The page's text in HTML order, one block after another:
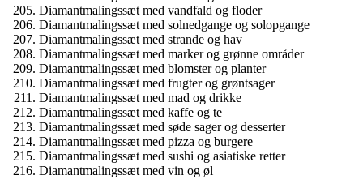
Diamantmalingssæt med vandfald og floder
Diamantmalingssæt med solnedgange og solopgange
Diamantmalingssæt med strande og hav
Diamantmalingssæt med marker og grønne områder
Diamantmalingssæt med blomster og planter
Diamantmalingssæt med frugter og grøntsager
Diamantmalingssæt med mad og drikke
Diamantmalingssæt med kaffe og te
Diamantmalingssæt med søde sager og desserter
Diamantmalingssæt med pizza og burgere
Diamantmalingssæt med sushi og asiatiske retter
Diamantmalingssæt med vin og øl